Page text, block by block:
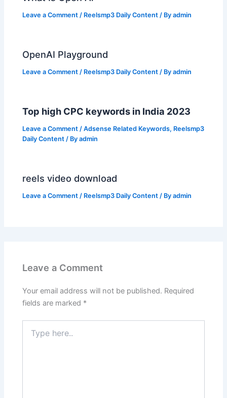
Leave a Comment / Reelsmp3 Daily Content / Byadmin
OpenAI Playground
Leave a Comment / Reelsmp3 Daily Content / Byadmin
Top high CPC keywords in India 2023
Leave a Comment /Adsense Related Keywords, Reelsmp3
Daily Content / Byadmin
reels video download
Leave a Comment / Reelsmp3 Daily Content / Byadmin
Leave a Comment
Your email address will not be published. Required
fields are marked *
here..